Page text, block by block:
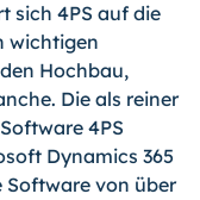
sich 4PS auf die
wichtigen
Hochbau,
Die als reiner
4PS
Dynamics 365
Software von über